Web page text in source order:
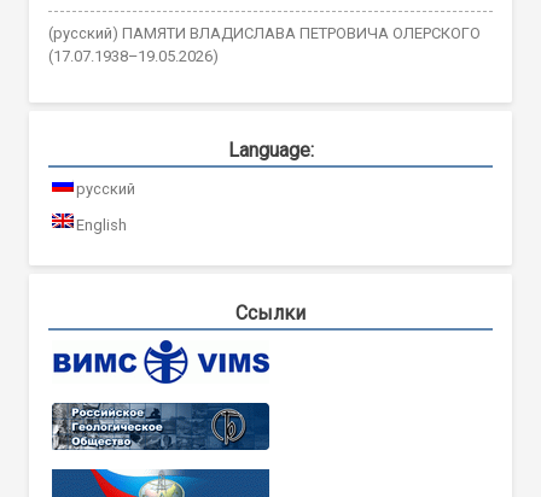
(русский) ПАМЯТИ ВЛАДИСЛАВА ПЕТРОВИЧА ОЛЕРСКОГО
(17.07.1938–19.05.2026)
Language:
русский
English
Ссылки